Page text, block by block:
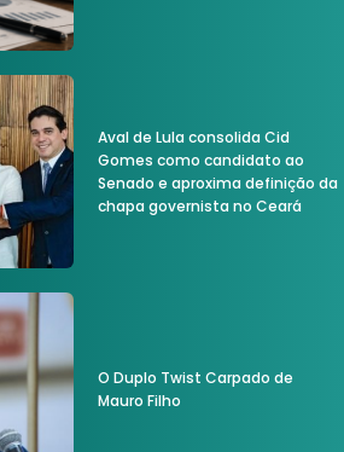
Aval de Lula consolida Cid
Gomes como candidato ao
Senado e aproxima definição da
chapa governista no Ceará
O Duplo Twist Carpado de
Mauro Filho